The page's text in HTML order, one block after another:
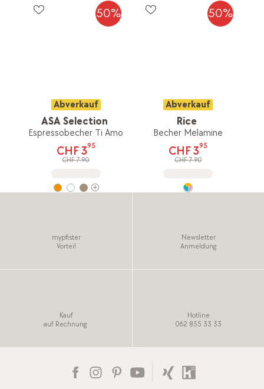
50%
Abverkauf
ASA Selection
Espressobecher Ti Amo
CHF 395
CHF 7.90
50%
Abverkauf
Rice
Becher Melamine
CHF 395
CHF 7.90
mypfister
Vorteil
Newsletter
Anmeldung
Kauf
auf Rechnung
Hotline
062 855 33 33